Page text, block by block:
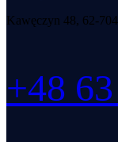
Kawęczyn 48, 62-
+48